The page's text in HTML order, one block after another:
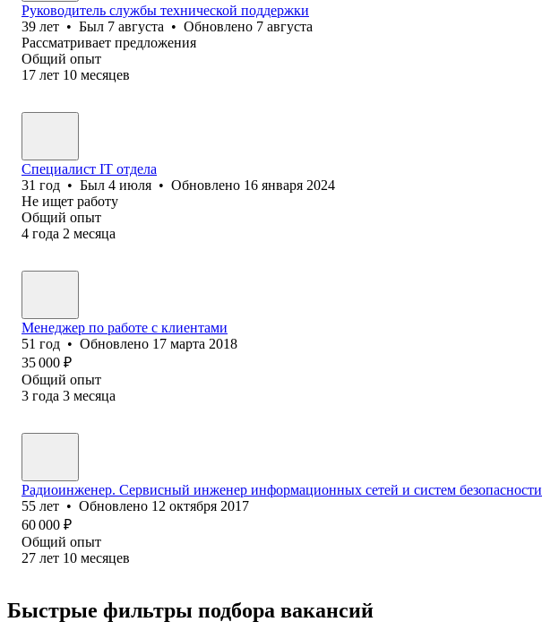
Руководитель службы технической поддержки
39 лет • Был 7 августа • Обновлено 7 августа
Рассматривает предложения
Общий опыт
17 лет 10 месяцев
Специалист IT отдела
31 год • Был 4 июля • Обновлено 16 января 2024
Не ищет работу
Общий опыт
4 года 2 месяца
Менеджер по работе с клиентами
51 год • Обновлено 17 марта 2018
35 000 ₽
Общий опыт
3 года 3 месяца
Радиоинженер. Сервисный инженер информационных сетей и систем безопасности
55 лет • Обновлено 12 октября 2017
60 000 ₽
Общий опыт
27 лет 10 месяцев
Быстрые фильтры подбора вакансий